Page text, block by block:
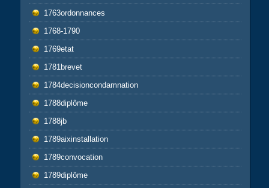
1763ordonnances
1768-1790
1769etat
1781brevet
1784decisioncondamnation
1788diplôme
1788jb
1789aixinstallation
1789convocation
1789diplôme